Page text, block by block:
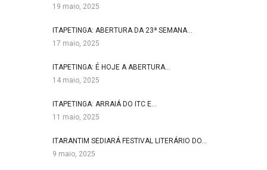
19 maio, 2025
ITAPETINGA: ABERTURA DA 23ª SEMANA…
17 maio, 2025
ITAPETINGA: É HOJE A ABERTURA…
14 maio, 2025
ITAPETINGA: ARRAIÁ DO ITC E…
11 maio, 2025
ITARANTIM SEDIARÁ FESTIVAL LITERÁRIO DO…
9 maio, 2025